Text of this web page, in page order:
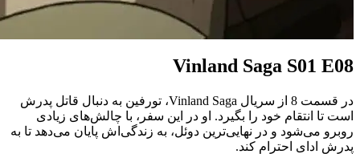
Vinland Saga S01 E08
در قسمت 8 از سریال Vinland Saga، تورفین به دنبال قاتل پدرش
است تا انتقام خود را بگیرد. او در این سفر، با چالش‌های زیادی
روبرو می‌شود و در نهایی‌ترین دوئل، به زندگی‌اش پایان می‌دهد تا به
پدرش ادای احترام کند.